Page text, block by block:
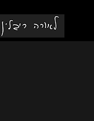
לאורה ריבלין